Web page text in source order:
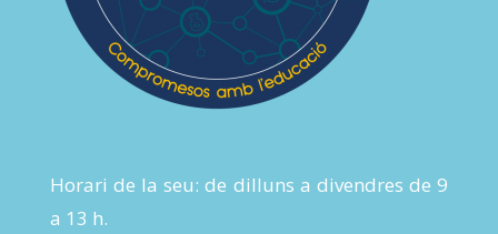
Horari de la seu: de dilluns a divendres de 9
a 13 h.